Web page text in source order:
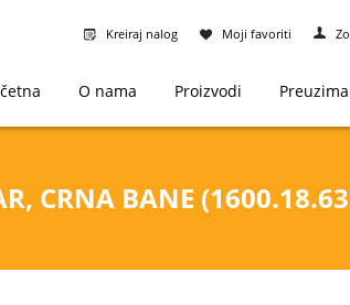
CRNA BANE
Kreiraj nalog Moji favoriti
O nama Proizvodi